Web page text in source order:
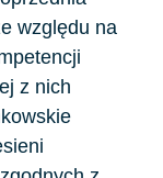
względu na
z nich